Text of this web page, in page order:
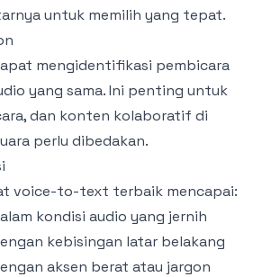
untuk memilih yang tepat.
mengidentifikasi pembicara
yang sama. Ini penting untuk
dan konten kolaboratif di
perlu dibedakan.
voice-to-text terbaik mencapai:
kondisi audio yang jernih
kebisingan latar belakang
aksen berat atau jargon